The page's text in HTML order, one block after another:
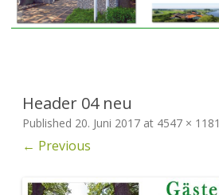
Header 04 neu
Published 20. Juni 2017 at 4547 × 1181
← Previous